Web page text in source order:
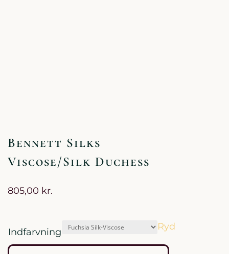
Bennett Silks
Viscose/Silk Duchess
805,00 kr.
Indfarvning Ryd
Bennett